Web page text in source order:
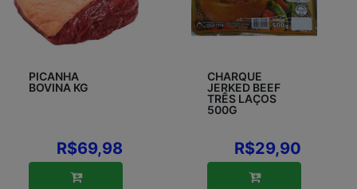
PICANHA
BOVINA KG
R$69,98
CHARQUE
JERKED BEEF
TRÊS LAÇOS
500G
R$29,90